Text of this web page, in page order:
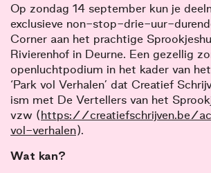
Op zondag 14 september kun je
exclusieve non-stop-drie-uur-
Corner aan het prachtige
Rivierenhof in Deurne. Een gezellig
openluchtpodium in het kader van
‘Park vol Verhalen’ dat Creatief
ism met De Vertellers van het
vzw (https://creatiefschrijven.be/
vol-verhalen).
Wat kan?